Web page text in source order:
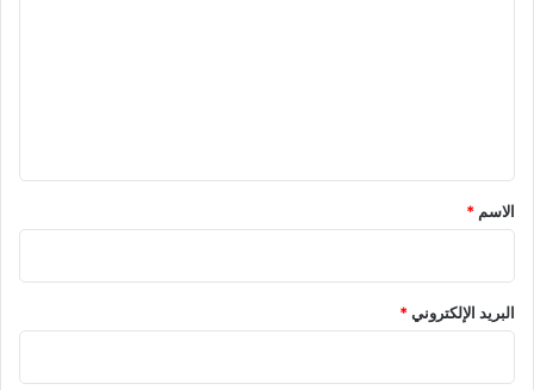
*
الاسم *
البريد الإلكتروني*